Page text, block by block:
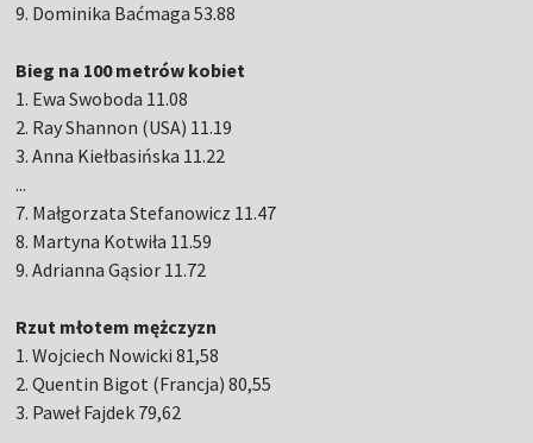
9. Dominika Baćmaga 53.88
Bieg na 100 metrów kobiet
1. Ewa Swoboda 11.08
2. Ray Shannon (USA) 11.19
3. Anna Kiełbasińska 11.22
...
7. Małgorzata Stefanowicz 11.47
8. Martyna Kotwiła 11.59
9. Adrianna Gąsior 11.72
Rzut młotem mężczyzn
1. Wojciech Nowicki 81,58
2. Quentin Bigot (Francja) 80,55
3. Paweł Fajdek 79,62